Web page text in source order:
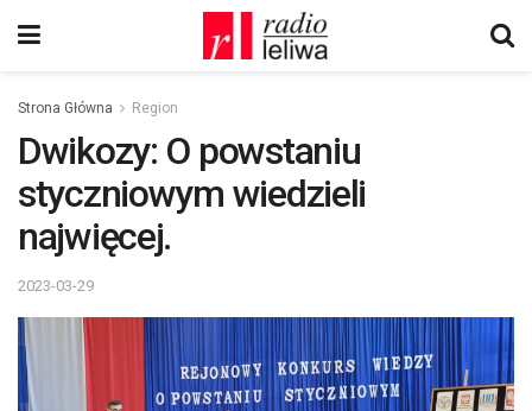
Strona Główna Region
Dwikozy: O powstaniu
styczniowym wiedzieli
najwięcej.
2023-03-29